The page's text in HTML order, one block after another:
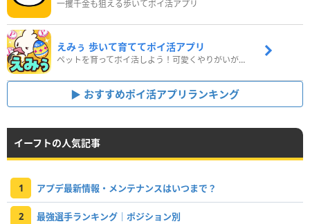
一攫千金も狙える歩いてポイ活アプリ
えみぅ 歩いて育ててポイ活アプリ
ペットを育ってポイ活しよう！可愛くやりがいがある新感覚アプリ
おすすめポイ活アプリランキング
イーフトの人気記事
1 アプデ最新情報・メンテナンスはいつまで？
2 最強選手ランキング｜ポジション別